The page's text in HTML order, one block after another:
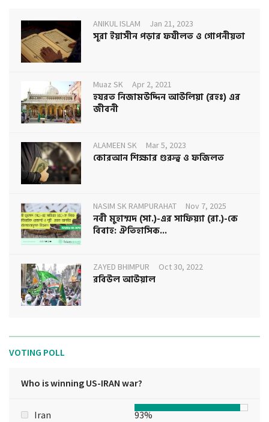
ANIKUL ISLAM Jan 21, 2023
সূরা ইয়াসীন পড়ার ফযীলত ও গোপনীয়তা
Muaz SK Apr 2, 2021
হযরত নিজামউদ্দিন আউলিয়া (রহঃ) এর
জীবনী
ALAMEEN SK Mar 5, 2023
কোরআন শিক্ষার গুরুত্ব ও ফজিলত
NASIM SK RAMPURAHAT Nov 7, 2025
নবী মুহাম্মদ (সা.)-এর সাফিয়্যা (রা.)-কে
বিবাহ: ঐতিহাসিক...
ZAYED BHIMPUR Oct 30, 2022
রবিউল আউয়াল
VOTING POLL
Who is winning US-IRAN war?
Iran 93%